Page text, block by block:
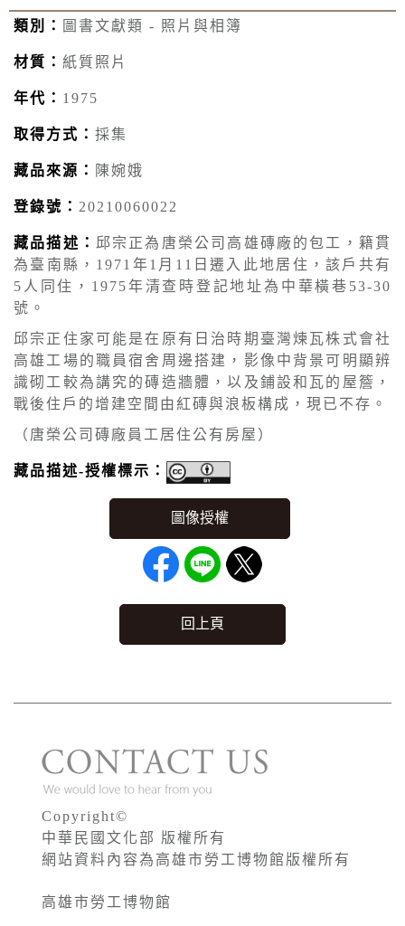
類別： 圖書文獻類 - 照片與相簿
材質： 紙質照片
年代： 1975
取得方式： 採集
藏品來源： 陳婉娥
登錄號： 20210060022
藏品描述：
邱宗正為唐榮公司高雄磚廠的包工，籍貫
為臺南縣，1971年1月11日遷入此地居住，該戶共有
5人同住，1975年清查時登記地址為中華橫巷53-30
號。
邱宗正住家可能是在原有日治時期臺灣煉瓦株式會社
高雄工場的職員宿舍周邊搭建，影像中背景可明顯辨
識砌工較為講究的磚造牆體，以及鋪設和瓦的屋簷，
戰後住戶的增建空間由紅磚與浪板構成，現已不存。
（唐榮公司磚廠員工居住公有房屋）
藏品描述-授權標示：
回上頁
Copyright©
中華民國文化部 版權所有
網站資料內容為高雄市勞工博物館版權所有
高雄市勞工博物館